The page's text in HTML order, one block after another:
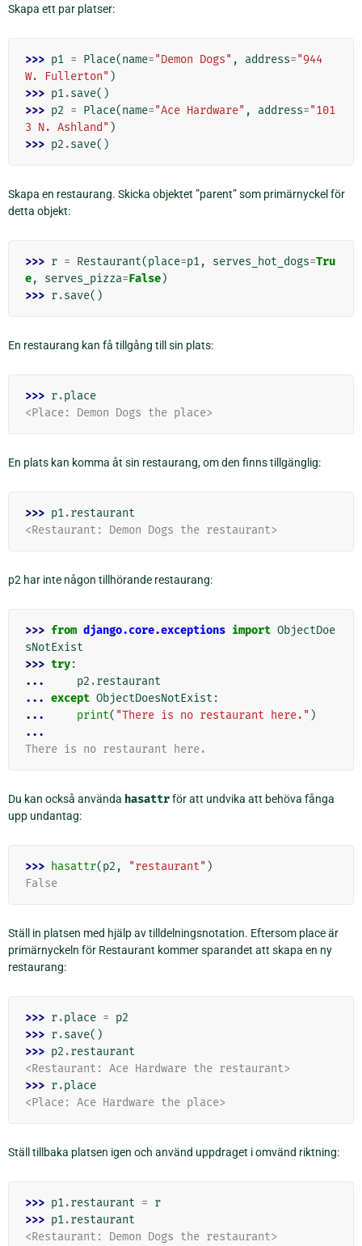
Skapa ett par platser:
>>> p1 = Place(name="Demon Dogs" , address="944
W. Fullerton" )
>>> p1.save()
>>> p2 = Place(name="Ace Hardware" , address="101
3 N. Ashland" )
>>> p2 .save()
Skapa en restaurang. Skicka objektet ”parent” som primärnyckel för
detta objekt:
>>> r = Restaurant(place=p1, serves_hot_dogs=Tru
e, serves_pizza=False)
>>> r.save()
En restaurang kan få tillgång till sin plats:
>>> r.place
<Place: Demon Dogs the place>
En plats kan komma åt sin restaurang, om den finns tillgänglig:
>>> p1.restaurant
<Restaurant: Demon Dogs the restaurant>
p2 har inte någon tillhörande restaurang:
>>> from django.core.exceptions import ObjectDoe
sNotExist
>>> try:
...
p2 .restaurant
... except ObjectDoesNotExist :
...
print( "There is no restaurant here." )
...
There is no restaurant here.
Du kan också använda hasattrför att undvika att behöva fånga
upp undantag:
>>> hasattr(p2 , "restaurant" )
False
Ställ in platsen med hjälp av tilldelningsnotation. Eftersom place är
primärnyckeln för Restaurant kommer sparandet att skapa en ny
restaurang:
>>> r.place = p2
>>> r.save()
>>> p2 .restaurant
<Restaurant: Ace Hardware the restaurant>
>>> r.place
<Place: Ace Hardware the place>
Ställ tillbaka platsen igen och använd uppdraget i omvänd riktning:
>>> p1.restaurant = r
>>> p1.restaurant
<Restaurant: Demon Dogs the restaurant>